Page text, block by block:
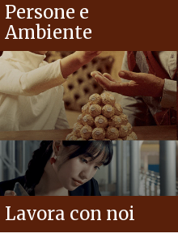
Persone e
Ambiente
Lavora con noi